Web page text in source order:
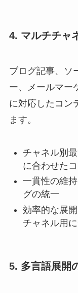
4. マルチチャ
ブログ記事、ソ
ー、メールマー
に対応したコン
ます。
チャネル別
に合わせた
一貫性の維
グの統一
効率的な展
チャネル用
5. 多言語展開